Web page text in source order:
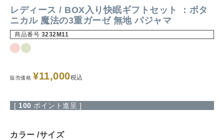
レディース / BOX入り快眠ギフトセット ：ボタ
ニカル 魔法の3重ガーゼ 無地 パジャマ
商品番号 3232M11
販売価格 ¥11,000税込
[ 100 ポイント進呈 ]
カラー サイズ